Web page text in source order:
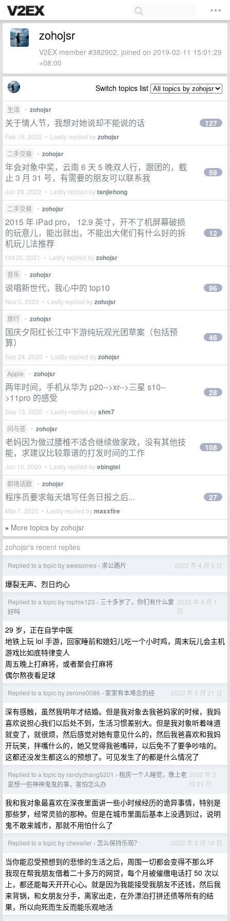
zohojsr
V2EX member #382902, joined on 2019-02-11 15:01:29
+08:00
Switch topics list
生活 • zohojsr
关于情人节，我想对她说却不能说的话
Feb 16, 2022 • Lastly replied byzohojsr
127
二手交易 • zohojsr
年会对象中奖，云南 6 天 5 晚双人行，跟团的，截
止 3 月 31 号，有需要的朋友可以联系我
Jan 28, 2022 • Lastly replied bytanjiehong
59
二手交易 • zohojsr
2015 年 iPad pro， 12.9 英寸，开不了机屏幕破损
的玩意儿，能出就出，不能出大佬们有什么好的拆
机玩儿法推荐
Oct 20, 2021 • Lastly replied byzohojsr
12
音乐 • zohojsr
说唱新世代，我心中的 top10
Nov 5, 2020 • Lastly replied byzohojsr
96
旅行 • zohojsr
国庆夕阳红长江中下游纯玩观光团草案（包括预
算）
Sep 24, 2020 • Lastly replied byzohojsr
46
Apple • zohojsr
两年时间，手机从华为 p20-->xr-->三星 s10--
>11pro 的感受
Sep 13, 2020 • Lastly replied byshm7
28
问与答 • zohojsr
老妈因为做过腰椎不适合继续做家政，没有其他技
能，求建议比较靠谱的打发时间的工作
Jun 10, 2020 • Lastly replied byebingtel
108
职场话题 • zohojsr
程序员要求每天填写任务日报之后...
Mar 7, 2020 • Lastly replied bymaxxfire
27
» More topics by zohojsr
zohojsr's recent replies
Replied to a topic by awesomes › 求公路片 2022 年 4 月 6 日
爆裂无声、烈日灼心
Replied to a topic by rophie123 › 三十多岁了，你们有什么爱
好吗
2022 年 4 月 1
日
29 岁，正在自学中医
地铁上玩 lol 手游，回家睡前和媳妇儿吃一个小时鸡，周末玩儿会主机
游戏比如底特律变人
周五晚上打麻将，或者聚会打麻将
偶尔熬夜看足球
Replied to a topic by zerone0086 › 家家有本难念的经 2022 年 3 月 21 日
深有感触，虽然我明年才结婚。但是我对象去我爸妈家的时候，我妈
喜欢说担心我们以后处不到，生活习惯差别大。但是我对象听着味道
就变了，就很烦，然后感觉对她有意见什么的，然后我爸喜欢和我妈
开玩笑，拌嘴什么的，她又觉得我爸嘴碎，以后免不了要争吵啥的。
这都还没发生都这么的预想了。可见发生了的都是什么情况了
Replied to a topic by randyzhang5201 › 租房一个人睡觉，晚上老
是想一些神神鬼鬼的事，害怕怎么办
2022 年 2
月 21 日
我和我对象最喜欢在深夜里面讲一些小时候经历的诡异事情，特别是
那些梦，经常灵验的那种。但是在城市里面后基本上没遇到过，说明
鬼不敢来城市，那就不用怕什么了
Replied to a topic by chevalier › 怎么保持乐观？ 2022 年 2 月 18 日
当你能忍受预想到的悲惨的生活之后，周围一切都会变得不那么坏
我现在帮我朋友借着二十多万的网贷，每个月被催缴电话打 50 次以
上，都还能每天开开心心。就是因为我能接受我朋友不还钱，然后我
来背锅，和女朋友分手，离家出走，在外漂泊打拼还债等所有的结
果，所以向死而生反而能乐观地活